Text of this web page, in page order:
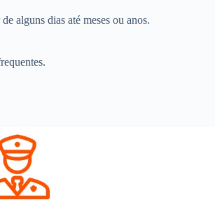
alguns dias até meses ou anos.